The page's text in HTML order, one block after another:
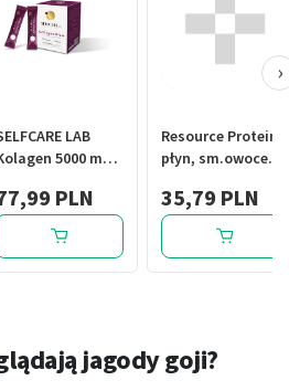
LAB
5000 mg z
LEŚNE, 30PLN
Resource Protein,
płyn, sm.owoce
szt
35,79 PLN
›
jagody goji?